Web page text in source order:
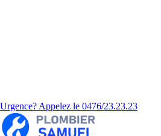
Urgence? Appelez le 0476/23.23.23